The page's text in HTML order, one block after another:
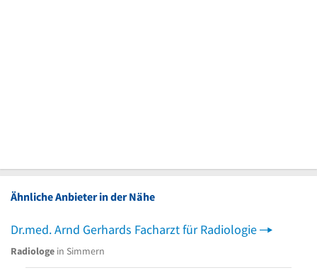
Ähnliche Anbieter in der Nähe
Dr.med. Arnd Gerhards Facharzt für Radiologie
Radiologe in Simmern